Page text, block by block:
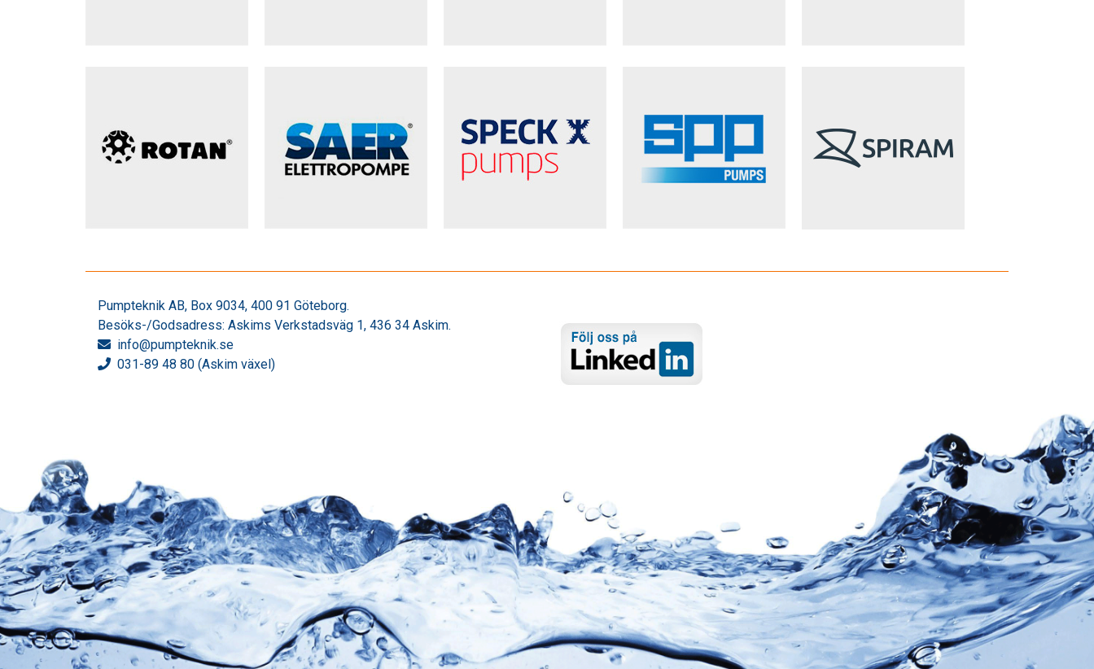
Pumpteknik AB, Box 9034, 400 91 Göteborg.
Besöks-/Godsadress: Askims Verkstadsväg 1, 436 34 Askim.
info@pumpteknik.se
031-89 48 80 (Askim växel)